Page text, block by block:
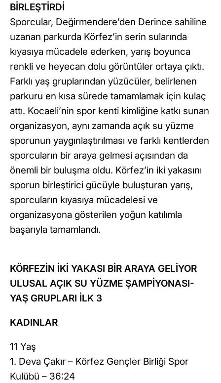
BİRLEŞTİRDİ
Sporcular, Değirmendere’den Derince sahiline
uzanan parkurda Körfez’in serin sularında
kıyasıya mücadele ederken, yarış boyunca
renkli ve heyecan dolu görüntüler ortaya çıktı.
Farklı yaş gruplarından yüzücüler, belirlenen
parkuru en kısa sürede tamamlamak için kulaç
attı. Kocaeli’nin spor kenti kimliğine katkı sunan
organizasyon, aynı zamanda açık su yüzme
sporunun yaygınlaştırılması ve farklı kentlerden
sporcuların bir araya gelmesi açısından da
önemli bir buluşma oldu. Körfez’in iki yakasını
sporun birleştirici gücüyle buluşturan yarış,
sporcuların kıyasıya mücadelesi ve
organizasyona gösterilen yoğun katılımla
başarıyla tamamlandı.
KÖRFEZİN İKİ YAKASI BİR ARAYA GELİYOR
ULUSAL AÇIK SU YÜZME ŞAMPİYONASI-
YAŞ GRUPLARI İLK 3
KADINLAR
11 Yaş
1. Deva Çakır – Körfez Gençler Birliği Spor
Kulübü – 36:24